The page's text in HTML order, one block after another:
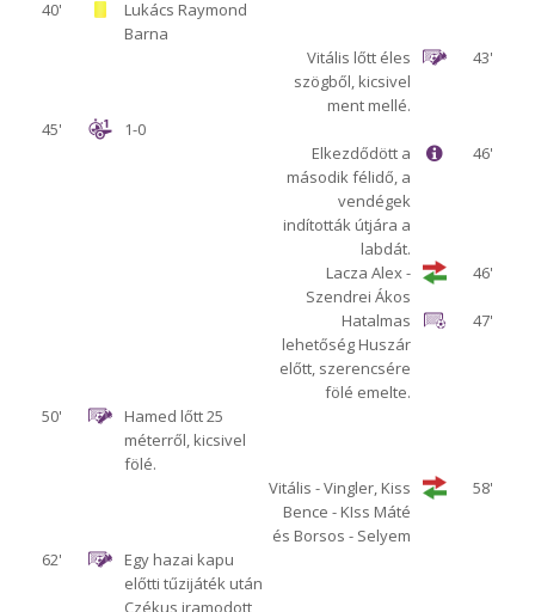
40'
Lukács Raymond
Barna
43'
Vitális lőtt éles
szögből, kicsivel
ment mellé.
45'
1-0
46'
Elkezdődött a
második félidő, a
vendégek
indították útjára a
labdát.
46'
Lacza Alex -
Szendrei Ákos
47'
Hatalmas
lehetőség Huszár
előtt, szerencsére
fölé emelte.
50'
Hamed lőtt 25
méterről, kicsivel
fölé.
58'
Vitális - Vingler, Kiss
Bence - KIss Máté
és Borsos - Selyem
62'
Egy hazai kapu
előtti tűzijáték után
Czékus iramodott